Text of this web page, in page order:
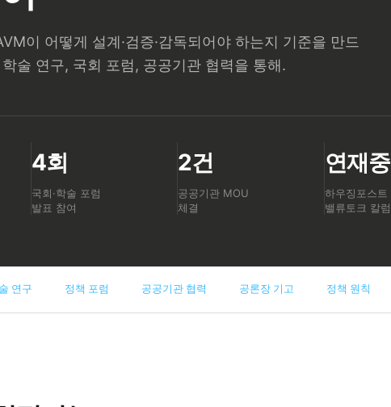
이 어떻게 설계·검증·감독되어야 하는지 기준을 만드
술 연구, 국회 포럼, 공공기관 협력을 통해.
4회
국회·학술 포럼
발표 참여
2건
공공기관 MOU
체결
연재중
하우징포스트
밸류토크 칼럼
연구 정책 포럼 공공기관 협력 공론장 기고 정책 원칙